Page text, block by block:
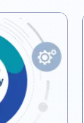
پیشنهاد
دوم: ارسال برآورد...